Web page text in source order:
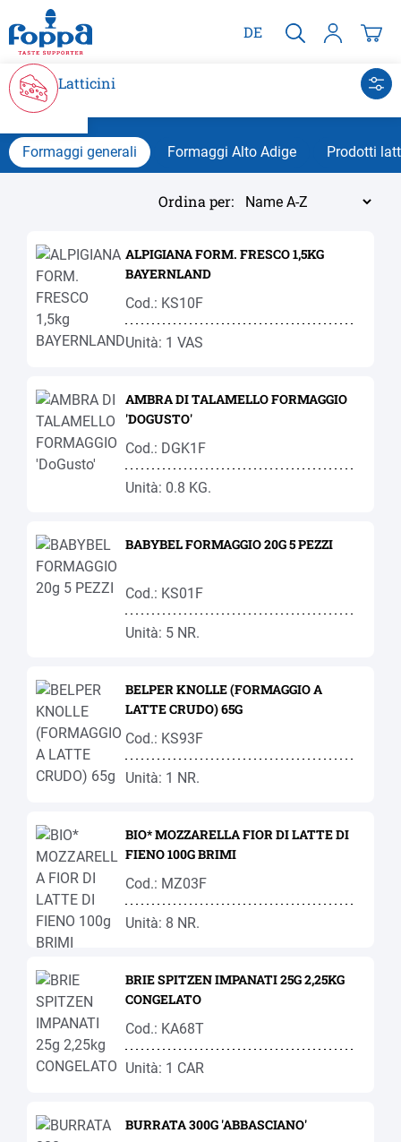
principale
DE
Latticini
Formaggi generali Formaggi Alto Adige Prodotti
Ordina per:
ALPIGIANA FORM. FRESCO 1,5KG
BAYERNLAND
Cod.: KS10F
Unità: 1 VAS
AMBRA DI TALAMELLO FORMAGGIO
'DOGUSTO'
Cod.: DGK1F
Unità: 0.8 KG.
BABYBEL FORMAGGIO 20G 5 PEZZI
Cod.: KS01F
Unità: 5 NR.
BELPER KNOLLE (FORMAGGIO A
LATTE CRUDO) 65G
Cod.: KS93F
Unità: 1 NR.
BIO* MOZZARELLA FIOR DI LATTE DI
FIENO 100G BRIMI
Cod.: MZ03F
Unità: 8 NR.
BRIE SPITZEN IMPANATI 25G 2,25KG
CONGELATO
Cod.: KA68T
Unità: 1 CAR
BURRATA 300G 'ABBASCIANO'